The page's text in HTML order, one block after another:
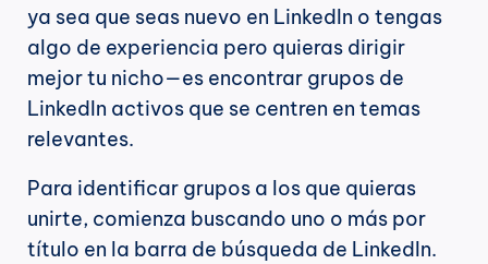
ya sea que seas nuevo en LinkedIn o tengas
algo de experiencia pero quieras dirigir
mejor tu nicho—es encontrar grupos de
LinkedIn activos que se centren en temas
relevantes.
Para identificar grupos a los que quieras
unirte, comienza buscando uno o más por
título en la barra de búsqueda de LinkedIn.